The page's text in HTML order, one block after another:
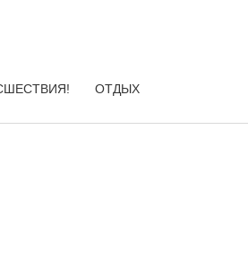
ОТДЫХ